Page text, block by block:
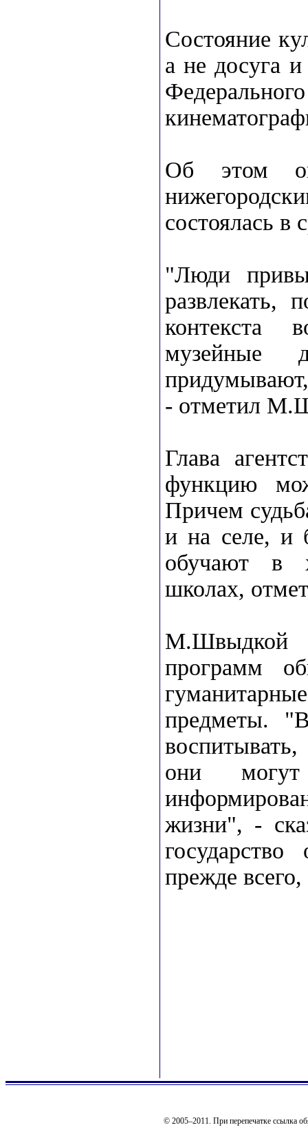
Состояние
а не досуга и
Об этом
состоялась в
"Люди
развлекать,
контекста
музейные
- отметил
Глава
функцию
Причем
и на селе, и
обучают в
школах,
М.Швыдкой
программ
предметы.
они
жизни", -
государство
прежде
© 2005–2011. При перепечатке ссылка